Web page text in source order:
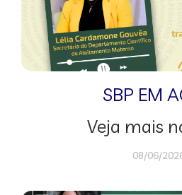
SBP EM
Veja mais
08/06/